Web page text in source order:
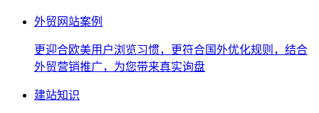
外贸网站案例
更迎合欧美用户浏览习惯，更符合国外优化规则，结合
外贸营销推广，为您带来真实询盘
建站知识